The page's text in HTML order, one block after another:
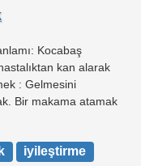
Kocabaş
kan alarak
: Gelmesini
Bir makama atamak
iyileştirme